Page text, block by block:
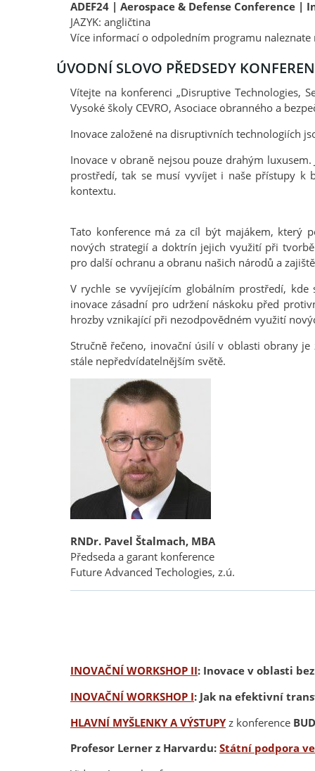
ADEF24 | Aerospace & Defense Conference |
JAZYK: angličtina
Více informací o odpoledním programu
ÚVODNÍ SLOVO PŘEDSEDY
Vítejte na konferenci „Disruptive Technologies,
Vysoké školy CEVRO, Asociace obranného a
Inovace založené na disruptivních technologiích
Inovace v obraně nejsou pouze drahým
prostředí, tak se musí vyvíjet i naše přístupy k
kontextu.
Tato konference má za cíl být majákem, který
nových strategií a doktrín jejich využití při
pro další ochranu a obranu našich národů a
V rychle se vyvíjejícím globálním prostředí, kde
inovace zásadní pro udržení náskoku před
hrozby vznikající při nezodpovědném využití
Stručně řečeno, inovační úsilí v oblasti obrany
stále nepředvídatelnějším světě.
RNDr. Pavel Štalmach, MBA
Předseda a garant konference
Future Advanced Techologies, z.ú.
INOVAČNÍ WORKSHOP II: Inovace v oblasti
INOVAČNÍ WORKSHOP I: Jak na efektivní
HLAVNÍ MYŠLENKY A VÝSTUPYz konference
Profesor Lerner z Harvardu: Státní podpora